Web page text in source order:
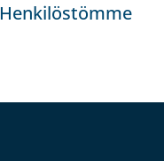
Henkilöstömme